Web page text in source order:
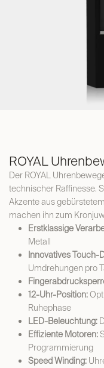
ROYAL
Der ROYAL
technischer Raffinesse.
Akzente aus
machen ihn zum
Erstklassige
Metall
Innovatives Touch-
Umdrehungen pro
12-Uhr-Position:
Ruhephase
LED-Beleuchtung:
Effiziente Motoren:
Programmierung
Speed Winding: